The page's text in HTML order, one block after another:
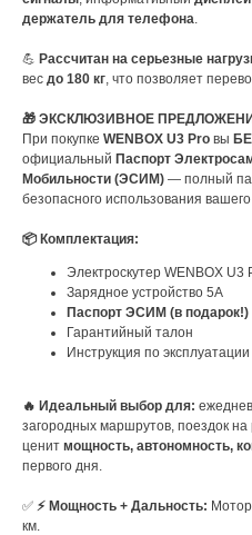
держатель для телефона.
💪 Рассчитан на серьезные
вес до 180 кг, что позволяет
🎁 ЭКСКЛЮЗИВНОЕ
При покупке WENBOX U3 Pro вы
официальный Паспорт
Мобильности (ЭСИМ) — полный
безопасного использования
📦 Комплектация:
Электроскутер WENBOX U3
Зарядное устройство 5А
Паспорт ЭСИМ (в подарок!)
Гарантийный талон
Инструкция по эксплуатации
🔥 Идеальный выбор для:
загородных маршрутов, поездок
ценит мощность, автономность,
первого дня.
✅ ⚡ Мощность + Дальность:
км.